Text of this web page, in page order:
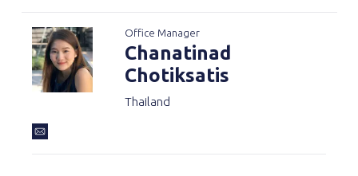
Office Manager
Chanatinad
Chotiksatis
Thailand